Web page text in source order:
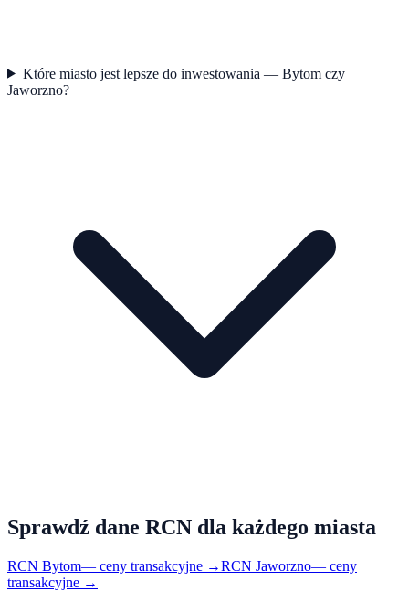
Które miasto jest lepsze do inwestowania — Bytom czy
Jaworzno?
Sprawdź dane RCN dla każdego miasta
RCN Bytom— ceny transakcyjne →RCN Jaworzno— ceny
transakcyjne →